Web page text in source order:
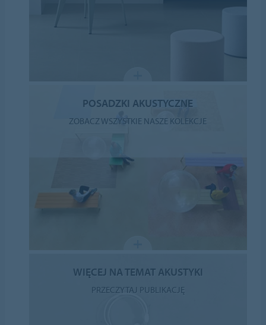
POSADZKI AKUSTYCZNE
ZOBACZ WSZYSTKIE NASZE KOLEKCJE
WIĘCEJ NA TEMAT AKUSTYKI
PRZECZYTAJ PUBLIKACJĘ